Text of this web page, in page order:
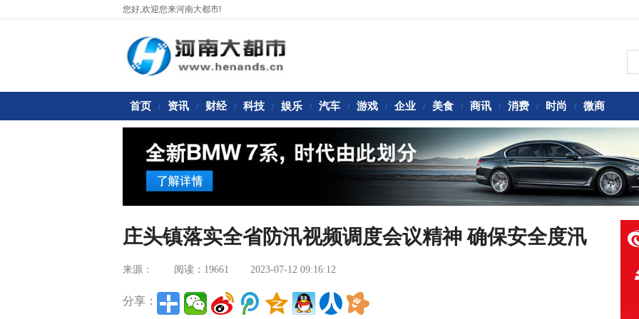
您好,欢迎您来河南大都市!
首页 / 资讯 / 财经 / 科技 / 娱乐 / 汽车 / 游戏 / 企业 / 美食 / 商讯 / 消费 / 时尚 / 微商
庄头镇落实全省防汛视频调度会议精神 确保安全度汛
来源： 阅读：19661 2023-07-12 09:16:12
分享：